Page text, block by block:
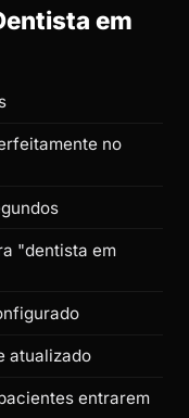
em
no
"dentista em
atualizado
entrarem